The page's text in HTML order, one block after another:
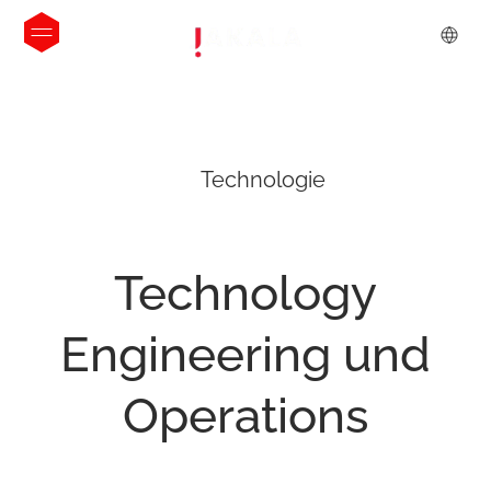
Technologie
Technology
Engineering und
Operations